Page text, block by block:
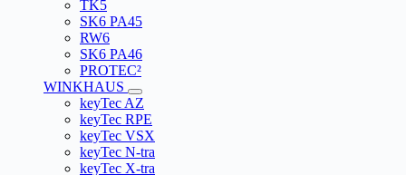
TK5
SK6 PA45
RW6
SK6 PA46
PROTEC²
WINKHAUS
keyTec AZ
keyTec RPE
keyTec VSX
keyTec N-tra
keyTec X-tra